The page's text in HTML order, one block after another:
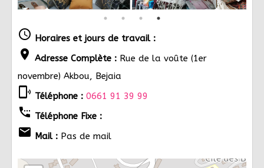
schedule Horaires et jours de travail :
location_on Adresse Complète : Rue de la voûte (1er
novembre) Akbou, Bejaia
phonelink_ring Téléphone : 0661 91 39 99
settings_phone Téléphone Fixe :
email Mail : Pas de mail